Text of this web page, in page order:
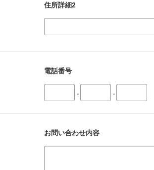
住所詳細2
電話番号
- -
お問い合わせ内容